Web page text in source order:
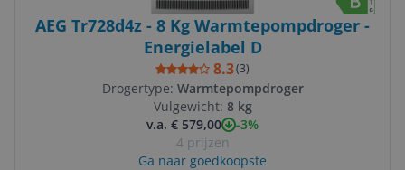
AEG Tr728d4z - 8 Kg Warmtepompdroger -
Energielabel D
8.3(3)
Drogertype: Warmtepompdroger
Vulgewicht: 8 kg
v.a. € 579,00
-3%
4 prijzen
Ga naar goedkoopste